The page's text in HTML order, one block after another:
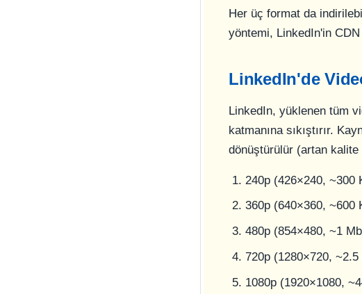
Her üç format da
yöntemi, LinkedIn'in
LinkedIn'de
LinkedIn, yüklenen tüm
katmanına sıkıştırır.
dönüştürülür (artan kalite
240p (426×240, ~300
360p (640×360, ~600
480p (854×480, ~1
720p (1280×720, ~2.5
1080p (1920×1080,